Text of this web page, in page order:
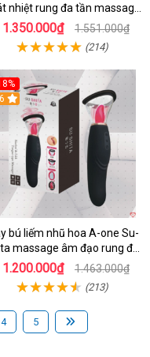
nhiệt rung đa tần massage
toàn thân kích thích
1.350.000₫ 1.551.000₫
(214)
bú liếm nhũ hoa A-one Su-
massage âm đạo rung đa
chế độ
1.200.000₫ 1.463.000₫
(213)
4 5